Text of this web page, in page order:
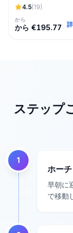
ます。
4.5(19)
から
から €195.77
ステップ
1
ホー
早朝に
で移動